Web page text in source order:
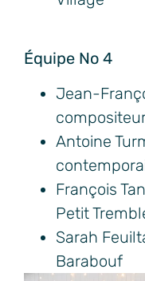
Équipe No 4
Jean-
Antoine
François
Petit
Sarah
Barabouf